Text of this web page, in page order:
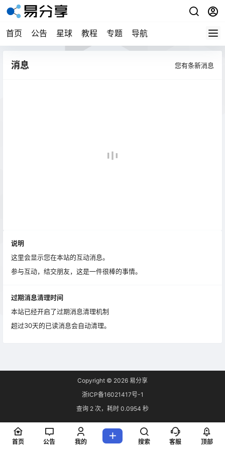
首页 公告 星球 教程 专题 导航
消息 您有条新消息
说明
这里会显示您在本站的互动消息。
参与互动，结交朋友，这是一件很棒的事情。
过期消息清理时间
本站已经开启了过期消息清理机制
超过30天的已读消息会自动清理。
Copyright © 2026 易分享
浙ICP备16021417号-1
查询 2 次，耗时 0.0954 秒
首页 公告 我的 搜索 客服 顶部